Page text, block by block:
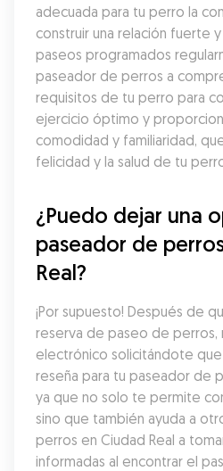
adecuada para tu perro la
construir una relación fuerte
paseos programados
paseador de perros a
requisitos de tu perro para
ejercicio óptimo y
comodidad y familiaridad,
felicidad y la salud de tu
¿Puedo dejar una
paseador de
Real?
¡Por supuesto! Después de
reserva de paseo de perros,
electrónico solicitándote que
reseña para tu paseador de
ya que no solo te permite
sino que también ayuda a
perros en Ciudad Real a
informadas al encontrar el